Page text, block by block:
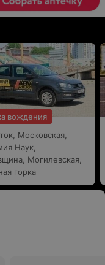
вождения
Московская,
Наук,
Могилевская,
горка